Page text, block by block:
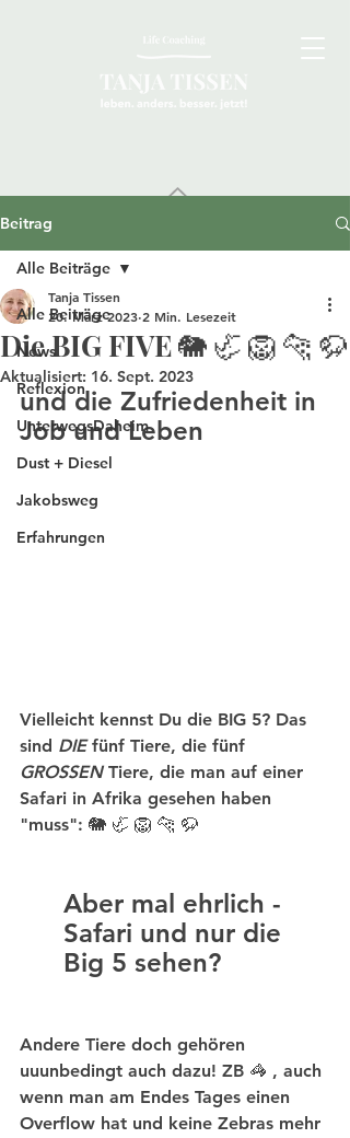
Beitrag
Alle Beiträge
News
Reflexion
UnterwegsDaheim
Dust + Diesel
Jakobsweg
Erfahrungen
Alle Beiträge
Die BIG FIVE 🐘 🦏 🦁 🐆 🦬
Tanja Tissen
20. März 2023 2 Min. Lesezeit
Aktualisiert: 16. Sept. 2023
und die Zufriedenheit in
Job und Leben
Vielleicht kennst Du die BIG 5? Das
sind DIE fünf Tiere, die fünf
GROSSEN Tiere, die man auf einer
Safari in Afrika gesehen haben
"muss": 🐘 🦏 🦁 🐆 🦬
Aber mal ehrlich -
Safari und nur die
Big 5 sehen?
Andere Tiere doch gehören
uuunbedingt auch dazu! ZB 🦓 , auch
wenn man am Endes Tages einen
Overflow hat und keine Zebras mehr